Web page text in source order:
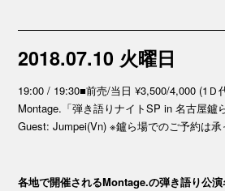
2018.07.10 火曜日
19:00 / 19:30■前売/当日 ¥3,500/4,000 (1Ｄ
Montage.「弾き語りナイトSP in 名古屋鑪
Guest: Jumpei(Vn) ※鑪ら場でのご予約は承
各地で開催されるMontage.の弾き語り公